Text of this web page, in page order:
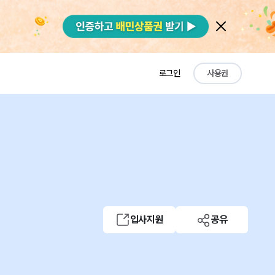
로그인 사용권
입사지원 공유